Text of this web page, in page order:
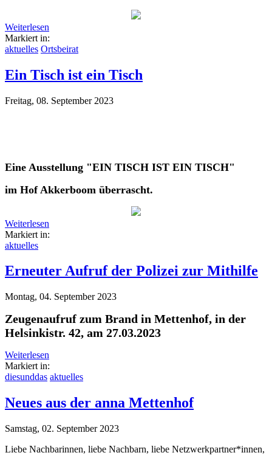
Weiterlesen
Markiert in:
aktuelles Ortsbeirat
Ein Tisch ist ein Tisch
Freitag, 08. September 2023
Eine Ausstellung "EIN TISCH IST EIN TISCH"
im Hof Akkerboom überrascht.
Weiterlesen
Markiert in:
aktuelles
Erneuter Aufruf der Polizei zur Mithilfe
Montag, 04. September 2023
Zeugenaufruf zum Brand in Mettenhof, in der
Helsinkistr. 42, am 27.03.2023
Weiterlesen
Markiert in:
diesunddas aktuelles
Neues aus der anna Mettenhof
Samstag, 02. September 2023
Liebe Nachbarinnen, liebe Nachbarn, liebe Netzwerkpartner*innen,